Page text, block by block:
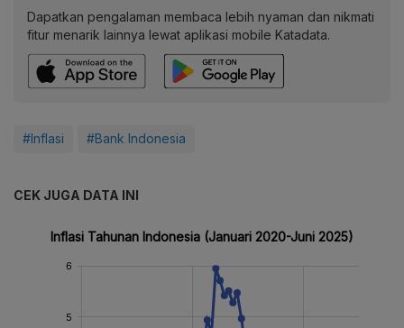
Dapatkan pengalaman membaca lebih nyaman dan nikmati
fitur menarik lainnya lewat aplikasi mobile Katadata.
#Inflasi #Bank Indonesia
CEK JUGA DATA INI